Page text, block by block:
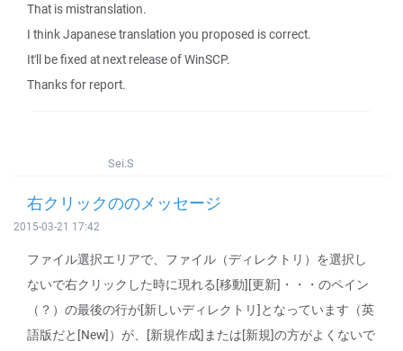
That is mistranslation.
I think Japanese translation you proposed is correct.
It'll be fixed at next release of WinSCP.
Thanks for report.
Sei.S
右クリックののメッセージ
2015-03-21 17:42
ファイル選択エリアで、ファイル（ディレクトリ）を選択し
ないで右クリックした時に現れる[移動][更新]・・・のペイン
（？）の最後の行が[新しいディレクトリ]となっています（英
語版だと[New]）が、[新規作成]または[新規]の方がよくないで